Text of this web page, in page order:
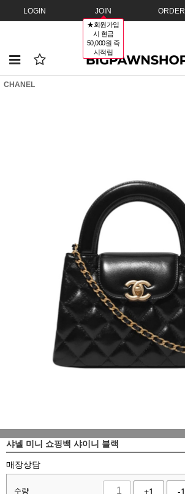
LOGIN JOIN
★회원가입
시 현금
50,000원 즉
시적립
ORDER
CHANEL
샤넬 미니 쇼핑백 샤이니 블랙
매장상담
수량 +1 -1